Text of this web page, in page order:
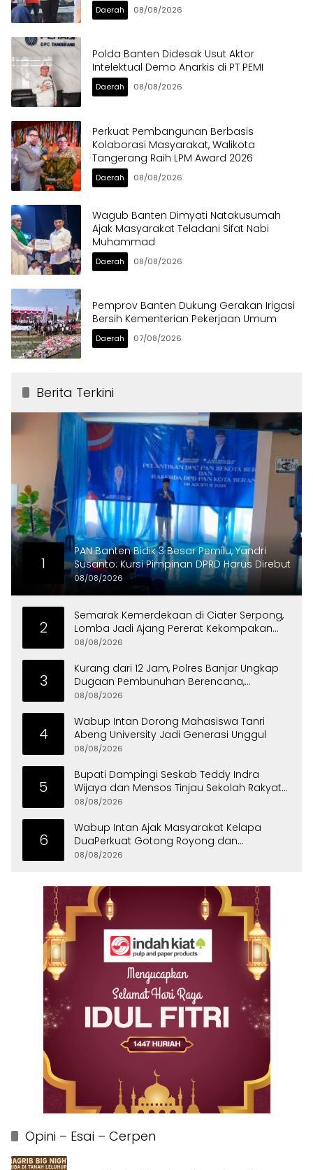
Daerah 08/08/2026
Polda Banten Didesak Usut Aktor
Intelektual Demo Anarkis di PT PEMI
Daerah 08/08/2026
Perkuat Pembangunan Berbasis
Kolaborasi Masyarakat, Walikota
Tangerang Raih LPM Award 2026
Daerah 08/08/2026
Wagub Banten Dimyati Natakusumah
Ajak Masyarakat Teladani Sifat Nabi
Muhammad
Daerah 08/08/2026
Pemprov Banten Dukung Gerakan Irigasi
Bersih Kementerian Pekerjaan Umum
Daerah 07/08/2026
Berita Terkini
1
PAN Banten Bidik 3 Besar Pemilu, Yandri
Susanto: Kursi Pimpinan DPRD Harus Direbut
08/08/2026
2
Semarak Kemerdekaan di Ciater Serpong,
Lomba Jadi Ajang Pererat Kekompakan
Warga
08/08/2026
3
Kurang dari 12 Jam, Polres Banjar Ungkap
Dugaan Pembunuhan Berencana,
Tersangka Diciduk di Bandung
08/08/2026
4
Wabup Intan Dorong Mahasiswa Tanri
Abeng University Jadi Generasi Unggul
08/08/2026
5
Bupati Dampingi Seskab Teddy Indra
Wijaya dan Mensos Tinjau Sekolah Rakyat
di Curug
08/08/2026
6
Wabup Intan Ajak Masyarakat Kelapa
DuaPerkuat Gotong Royong dan
Persatuan
08/08/2026
Opini – Esai – Cerpen